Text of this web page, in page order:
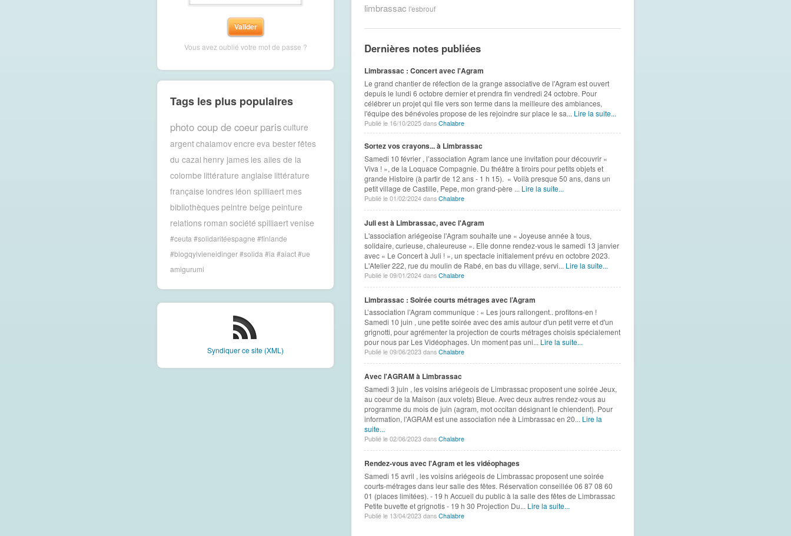
Vous avez oublié votre mot de passe ?
Tags les plus populaires
photo coup de coeurparisculture
argentchalamovencre eva besterfêtes
du cazal henry james les ailes de la
colombe littérature anglaise littérature
française londres léon spilliaert mes
bibliothèquespeintre belge peinture
relations roman société spilliaertvenise
#ceuta #solidaritéespagne #finlande
#blogqylvieneidinger #solida #ia #aiact #ue
amigurumi
Syndiquer ce site (XML)
limbrassac l'esbrouf
Dernières notes publiées
Limbrassac : Concert avec l'Agram
Le grand chantier de réfection de la grange associative de l'Agram est ouvert
depuis le lundi 6 octobre dernier et prendra fin vendredi 24 octobre. Pour
célébrer un projet qui file vers son terme dans la meilleure des ambiances,
l'équipe des bénévoles propose de les rejoindre sur place le sa... Lire la suite...
Publié le 16/10/2025 dans Chalabre
Sortez vos crayons... à Limbrassac
Samedi 10 février , l’association Agram lance une invitation pour découvrir «
Viva ! », de la Loquace Compagnie. Du théâtre à tiroirs pour petits objets et
grande Histoire (à partir de 12 ans - 1 h 15). « Voilà presque 50 ans, dans un
petit village de Castille, Pepe, mon grand-père ... Lire la suite...
Publié le 01/02/2024 dans Chalabre
Juli est à Limbrassac, avec l'Agram
L'association ariégeoise l'Agram souhaite une « Joyeuse année à tous,
solidaire, curieuse, chaleureuse ». Elle donne rendez-vous le samedi 13 janvier
avec « Le Concert à Juli ! », un spectacle initialement prévu en octobre 2023.
L'Atelier 222, rue du moulin de Rabé, en bas du village, servi... Lire la suite...
Publié le 09/01/2024 dans Chalabre
Limbrassac : Soirée courts métrages avec l’Agram
L’association l’Agram communique : « Les jours rallongent.. profitons-en !
Samedi 10 juin , une petite soirée avec des amis autour d'un petit verre et d'un
grignotti, pour agrémenter la projection de courts métrages choisis spécialement
pour nous par Les Vidéophages. Un moment pas uni... Lire la suite...
Publié le 09/06/2023 dans Chalabre
Avec l'AGRAM à Limbrassac
Samedi 3 juin , les voisins ariégeois de Limbrassac proposent une soirée Jeux,
au coeur de la Maison (aux volets) Bleue. Avec deux autres rendez-vous au
programme du mois de juin (agram, mot occitan désignant le chiendent). Pour
information, l'AGRAM est une association née à Limbrassac en 20... Lire la
suite...
Publié le 02/06/2023 dans Chalabre
Rendez-vous avec l'Agram et les vidéophages
Samedi 15 avril , les voisins ariégeois de Limbrassac proposent une soirée
courts-métrages dans leur salle des fêtes. Réservation conseillée 06 87 08 60
01 (places limitées). - 19 h Accueil du public à la salle des fêtes de Limbrassac
Petite buvette et grignotis - 19 h 30 Projection Du... Lire la suite...
Publié le 13/04/2023 dans Chalabre